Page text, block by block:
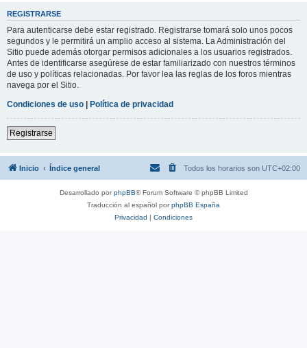
REGISTRARSE
Para autenticarse debe estar registrado. Registrarse tomará solo unos pocos
segundos y le permitirá un amplio acceso al sistema. La Administración del
Sitio puede además otorgar permisos adicionales a los usuarios registrados.
Antes de identificarse asegúrese de estar familiarizado con nuestros términos
de uso y políticas relacionadas. Por favor lea las reglas de los foros mientras
navega por el Sitio.
Condiciones de uso | Política de privacidad
Registrarse
Inicio Índice general Todos los horarios son UTC+02:00
Desarrollado porphpBB® Forum Software © phpBB Limited
Traducción al español porphpBB España
Privacidad | Condiciones